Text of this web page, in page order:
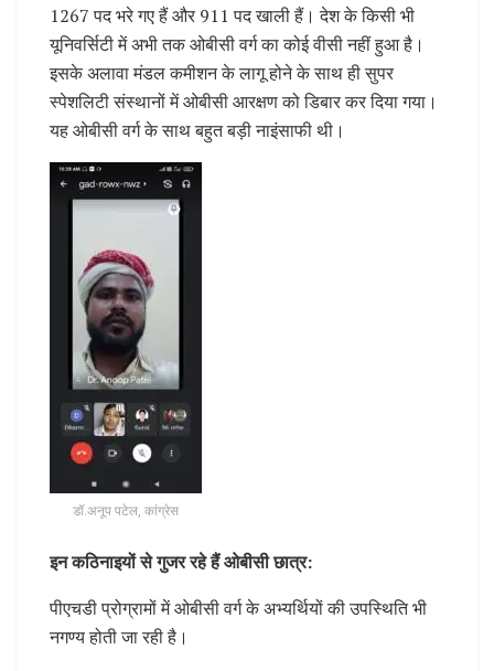
1267 पद भरे गए हैं और 911 पद खाली हैं। देश के किसी भी
यूनिवर्सिटी में अभी तक ओबीसी वर्ग का कोई वीसी नहीं हुआ है।
इसके अलावा मंडल कमीशन के लागू होने के साथ ही सुपर
स्पेशलिटी संस्थानों में ओबीसी आरक्षण को डिबार कर दिया गया।
यह ओबीसी वर्ग के साथ बहुत बड़ी नाइंसाफी थी।
डॉ.अनूप पटेल, कांग्रेस
इन कठिनाइयों से गुजर रहे हैं ओबीसी छात्र:
पीएचडी प्रोग्रामों में ओबीसी वर्ग के अभ्यर्थियों की उपस्थिति भी
नगण्य होती जा रही है।